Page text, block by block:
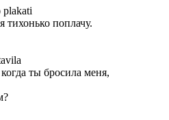
plakati
поплачу.
ты бросила меня,